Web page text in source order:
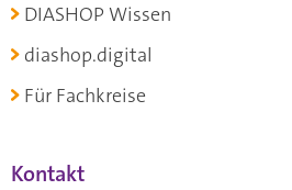
DIASHOP Wissen
diashop.digital
Für Fachkreise
Kontakt